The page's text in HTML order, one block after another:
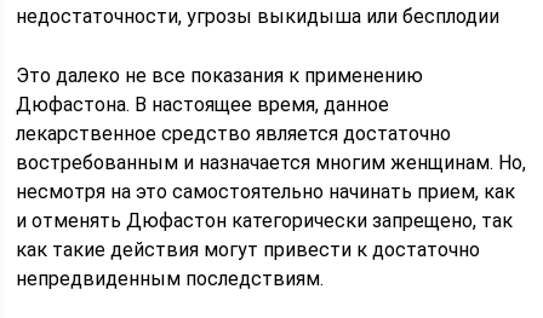
недостаточности, угрозы выкидыша или бесплодии
Это далеко не все показания к применению
Дюфастона. В настоящее время, данное
лекарственное средство является достаточно
востребованным и назначается многим женщинам. Но,
несмотря на это самостоятельно начинать прием, как
и отменять Дюфастон категорически запрещено, так
как такие действия могут привести к достаточно
непредвиденным последствиям.